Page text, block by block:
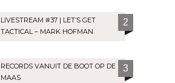
LIVESTREAM #37 | LET’S GET
TACTICAL – MARK HOFMAN
2
RECORDS VANUIT DE BOOT OP DE
MAAS
3